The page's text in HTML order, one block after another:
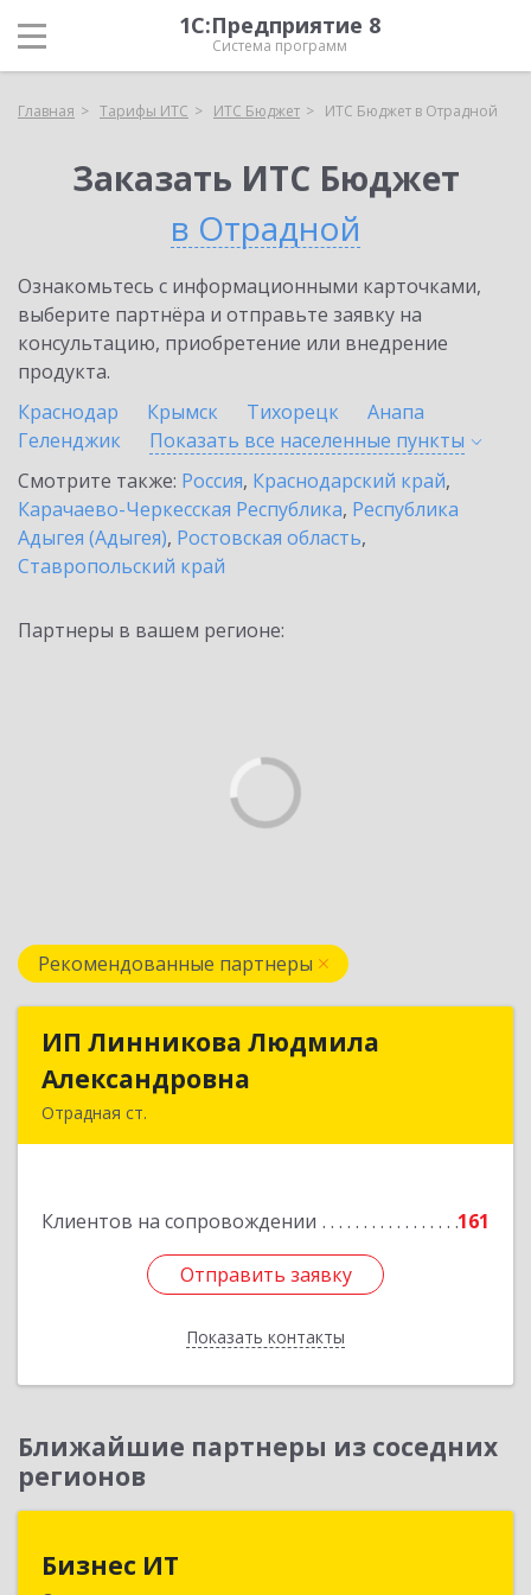
1С:Предприятие 8
Система программ
Главная Тарифы ИТС ИТС Бюджет ИТС Бюджет в Отрадной
Заказать ИТС Бюджет
в Отрадной
Ознакомьтесь с информационными карточками,
выберите партнёра и отправьте заявку на
консультацию, приобретение или внедрение
продукта.
Краснодар
Крымск Тихорецк
Анапа
Геленджик
Показать все населенные пункты
Смотрите также: Россия, Краснодарский край,
Карачаево-Черкесская Республика, Республика
Адыгея (Адыгея), Ростовская область,
Ставропольский край
Партнеры в вашем регионе:
Рекомендованные партнеры
ИП Линникова Людмила
Александровна
Отрадная ст.
Клиентов на сопровождении 161
Отправить заявку
Показать контакты
ИП Линникова Людмила
Подробнее
Отправить заявку
Назад
Ближайшие партнеры из соседних
регионов
Бизнес ИТ